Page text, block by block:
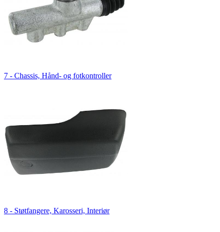
7 - Chassis, Hånd- og fotkontroller
8 - Støtfangere, Karosseri, Interiør